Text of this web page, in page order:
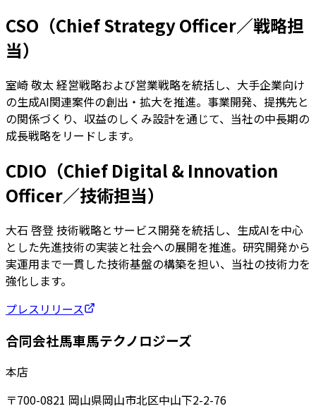
CSO（Chief Strategy Officer／戦略担
当）
室崎 敬太 経営戦略および営業戦略を統括し、大手企業向け
の生成AI関連案件の創出・拡大を推進。事業開発、提携先と
の関係づくり、収益のしくみ設計を通じて、当社の中長期の
成長戦略をリードします。
CDIO（Chief Digital & Innovation
Officer／技術担当）
大石 啓登 技術戦略とサービス開発を統括し、生成AIを中心
とした先進技術の実装と社会への展開を推進。研究開発から
実運用まで一貫した技術基盤の構築を担い、当社の技術力を
強化します。
プレスリリース
合同会社馬車馬テクノロジーズ
本店
〒700-0821 岡山県岡山市北区中山下2-2-76